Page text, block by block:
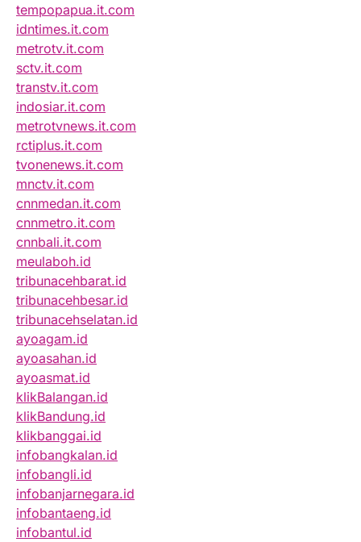
tempopapua.it.com
idntimes.it.com
metrotv.it.com
sctv.it.com
transtv.it.com
indosiar.it.com
metrotvnews.it.com
rctiplus.it.com
tvonenews.it.com
mnctv.it.com
cnnmedan.it.com
cnnmetro.it.com
cnnbali.it.com
meulaboh.id
tribunacehbarat.id
tribunacehbesar.id
tribunacehselatan.id
ayoagam.id
ayoasahan.id
ayoasmat.id
klikBalangan.id
klikBandung.id
klikbanggai.id
infobangkalan.id
infobangli.id
infobanjarnegara.id
infobantaeng.id
infobantul.id